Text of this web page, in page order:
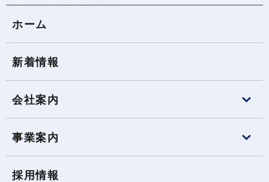
ホーム
新着情報
会社案内
事業案内
採用情報